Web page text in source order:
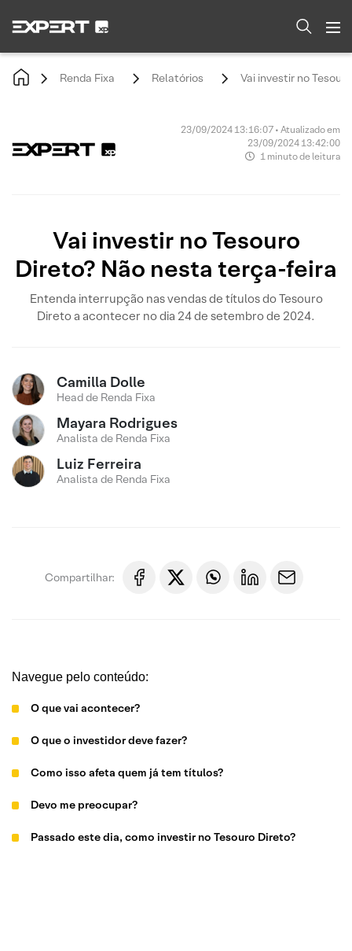
Renda Fixa Relatórios Vai investir no
23/09/2024 13:16:07 • Atualizado em
23/09/2024 13:42:00
1 minuto de leitura
Vai investir no Tesouro
Direto? Não nesta terça-feira
Entenda interrupção nas vendas de títulos do Tesouro
Direto a acontecer no dia 24 de setembro de 2024.
Camilla Dolle
Head de Renda Fixa
Mayara Rodrigues
Analista de Renda Fixa
Luiz Ferreira
Analista de Renda Fixa
Compartilhar:
Navegue pelo conteúdo:
O que vai acontecer?
O que o investidor deve fazer?
Como isso afeta quem já tem títulos?
Devo me preocupar?
Passado este dia, como investir no Tesouro Direto?